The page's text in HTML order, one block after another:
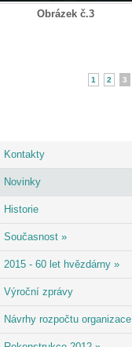
Kontakty
Novinky
Historie
Současnost »
2015 - 60 let hvězdárny »
Výroční zprávy
Návrhy rozpočtu organizace
Obrázek č.3
1 2 3